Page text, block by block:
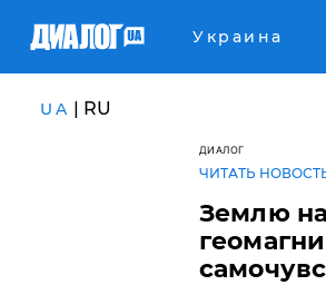
Украина
UA | RU
ДИАЛОГ
ЧИТАТЬ
Землю